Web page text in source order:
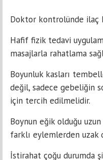
Doktor kontrolünde ilaç
Hafif fizik tedavi
masajlarla rahatlama
Boyunluk kasları
değil, sadece gebeliğin
için tercih edilmelidir.
Boynun eğik olduğu
farklı eylemlerden uzak
İstirahat çoğu durumda